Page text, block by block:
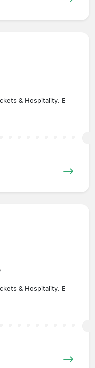
& Hospitality. E-
& Hospitality. E-